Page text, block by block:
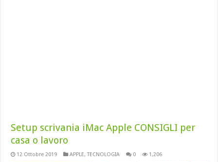
Setup scrivania iMac Apple CONSIGLI per
casa o lavoro
12 Ottobre 2019 APPLE,TECNOLOGIA 0 1,206